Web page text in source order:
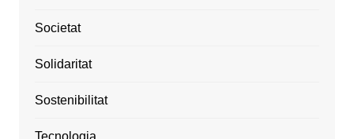
Societat
Solidaritat
Sostenibilitat
Tecnologia